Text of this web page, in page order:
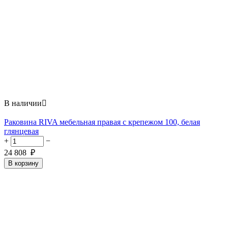
В наличии
Раковина RIVA мебельная правая с крепежом 100, белая
глянцевая
+
−
24 808 ₽
В корзину